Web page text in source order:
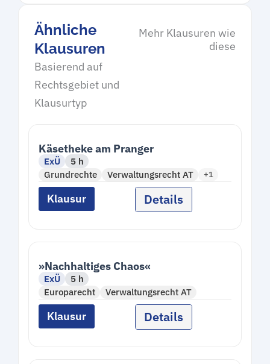
Ähnliche
Klausuren
Basierend auf
Rechtsgebiet und
Klausurtyp
Mehr Klausuren wie
diese
Käsetheke am Pranger
ExÜ
5 h
Grundrechte
Verwaltungsrecht AT +1
Klausur Details
»Nachhaltiges Chaos«
ExÜ
5 h
Europarecht
Verwaltungsrecht AT
Klausur Details